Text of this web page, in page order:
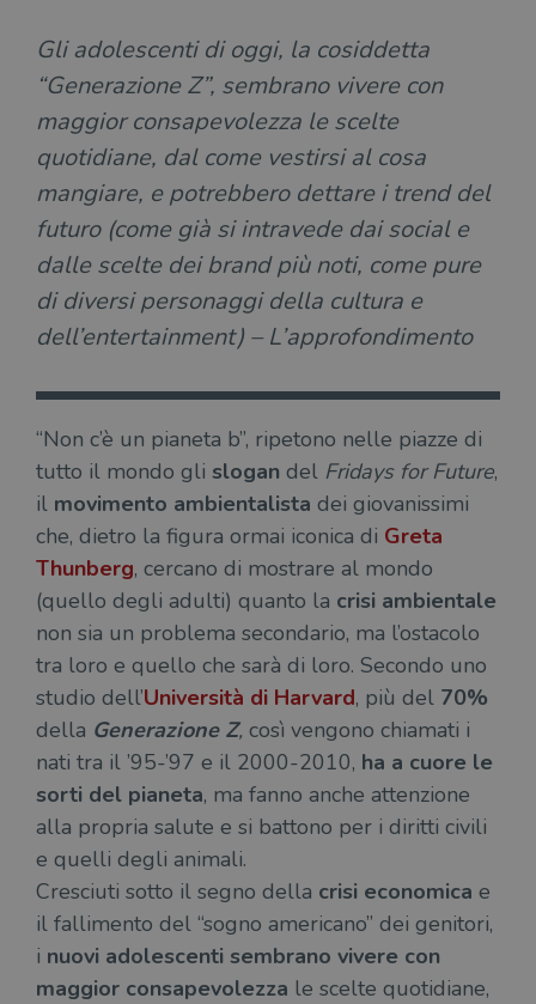
Gli adolescenti di oggi, la cosiddetta
“Generazione Z”, sembrano vivere con
maggior consapevolezza le scelte
quotidiane, dal come vestirsi al cosa
mangiare, e potrebbero dettare i trend del
futuro (come già si intravede dai social e
dalle scelte dei brand più noti, come pure
di diversi personaggi della cultura e
dell’entertainment) – L’approfondimento
“Non c’è un pianeta b”, ripetono nelle piazze di
tutto il mondo gli slogan del Fridays for Future,
il movimento ambientalista dei giovanissimi
che, dietro la figura ormai iconica di Greta
Thunberg, cercano di mostrare al mondo
(quello degli adulti) quanto la crisi ambientale
non sia un problema secondario, ma l’ostacolo
tra loro e quello che sarà di loro. Secondo uno
studio dell’Università di Harvard, più del 70%
della Generazione Z, così vengono chiamati i
nati tra il ’95-’97 e il 2000-2010, ha a cuore le
sorti del pianeta, ma fanno anche attenzione
alla propria salute e si battono per i diritti civili
e quelli degli animali.
Cresciuti sotto il segno della crisi economica e
il fallimento del “sogno americano” dei genitori,
i nuovi adolescenti sembrano vivere con
maggior consapevolezza le scelte quotidiane,